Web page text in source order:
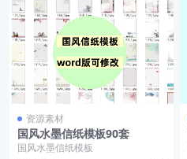
资源素材
国风水墨信纸模板90套
国风水墨信纸模板